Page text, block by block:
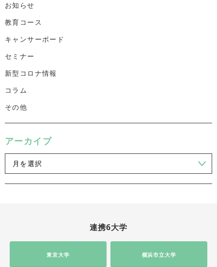
お知らせ
教育コース
キャンサーボード
セミナー
新型コロナ情報
コラム
その他
アーカイブ
連携6大学
東京大学 横浜市立大学